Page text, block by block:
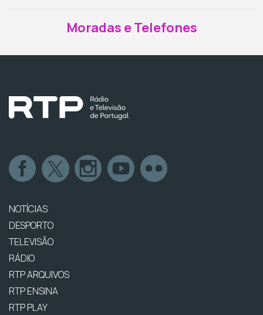
Moradas e Telefones
NOTÍCIAS
DESPORTO
TELEVISÃO
RÁDIO
RTP ARQUIVOS
RTP ENSINA
RTP PLAY